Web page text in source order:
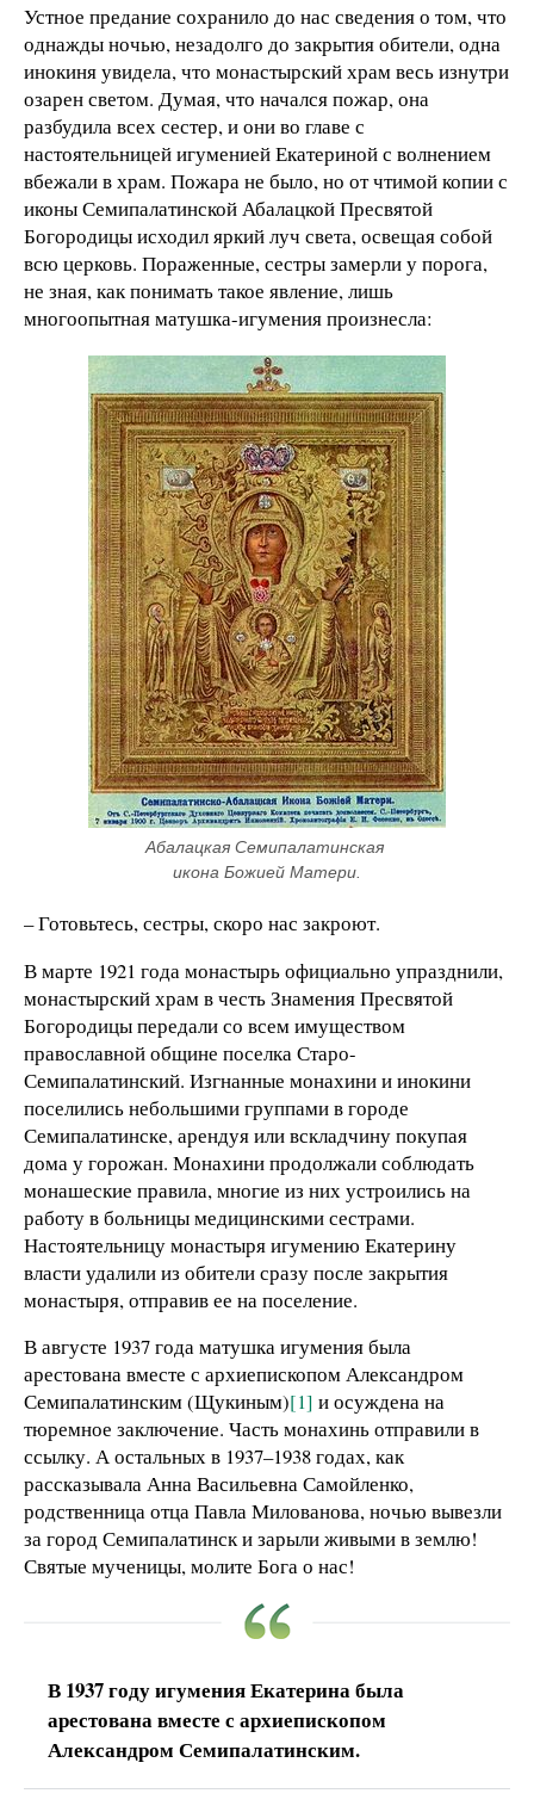
Устное предание сохранило до нас сведения о том, что
однажды ночью, незадолго до закрытия обители, одна
инокиня увидела, что монастырский храм весь изнутри
озарен светом. Думая, что начался пожар, она
разбудила всех сестер, и они во главе с
настоятельницей игуменией Екатериной с волнением
вбежали в храм. Пожара не было, но от чтимой копии с
иконы Семипалатинской Абалацкой Пресвятой
Богородицы исходил яркий луч света, освещая собой
всю церковь. Пораженные, сестры замерли у порога,
не зная, как понимать такое явление, лишь
многоопытная матушка-игумения произнесла:
Абалацкая Семипалатинская
икона Божией Матери.
– Готовьтесь, сестры, скоро нас закроют.
В марте 1921 года монастырь официально упразднили,
монастырский храм в честь Знамения Пресвятой
Богородицы передали со всем имуществом
православной общине поселка Старо-
Семипалатинский. Изгнанные монахини и инокини
поселились небольшими группами в городе
Семипалатинске, арендуя или вскладчину покупая
дома у горожан. Монахини продолжали соблюдать
монашеские правила, многие из них устроились на
работу в больницы медицинскими сестрами.
Настоятельницу монастыря игумению Екатерину
власти удалили из обители сразу после закрытия
монастыря, отправив ее на поселение.
В августе 1937 года матушка игумения была
арестована вместе с архиепископом Александром
Семипалатинским (Щукиным)[1] и осуждена на
тюремное заключение. Часть монахинь отправили в
ссылку. А остальных в 1937–1938 годах, как
рассказывала Анна Васильевна Самойленко,
родственница отца Павла Милованова, ночью вывезли
за город Семипалатинск и зарыли живыми в землю!
Святые мученицы, молите Бога о нас!
В 1937 году игумения Екатерина была
арестована вместе с архиепископом
Александром Семипалатинским.